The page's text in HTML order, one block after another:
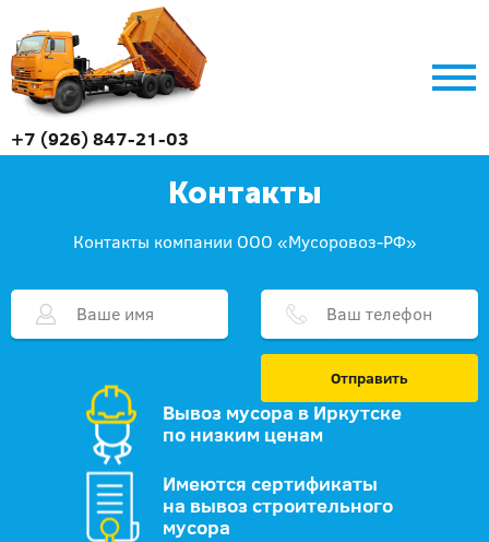
+7 (926) 847-21-03
Контакты
Контакты компании ООО «Мусоровоз-РФ»
Отправить
Вывоз мусора в Иркутске
по низким ценам
Имеются сертификаты
на вывоз строительного
мусора